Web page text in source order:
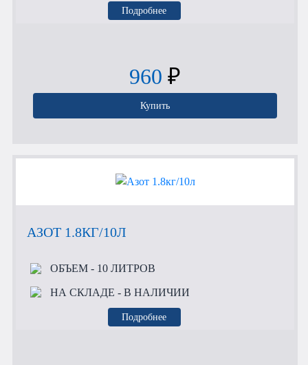
Подробнее
960 ₽
Купить
АЗОТ 1.8КГ/10Л
ОБЪЕМ- 10 ЛИТРОВ
НА СКЛАДЕ - В НАЛИЧИИ
Подробнее